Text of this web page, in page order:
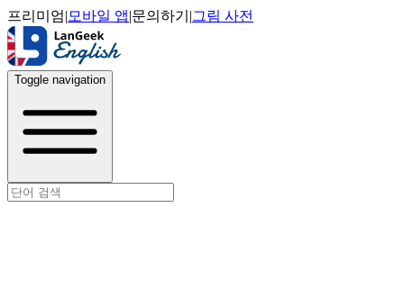
프리미엄| 모바일 앱|문의하기 |그림 사전
Toggle navigation